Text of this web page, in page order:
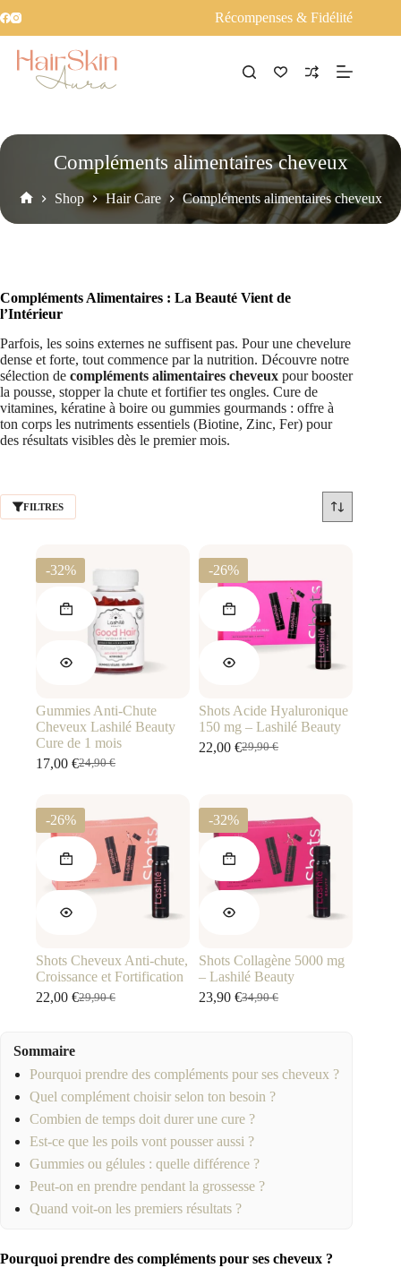
Récompenses & Fidélité
Compléments alimentaires cheveux
Shop Hair Care Compléments alimentaires cheveux
Compléments Alimentaires : La Beauté Vient de
l’Intérieur
Parfois, les soins externes ne suffisent pas. Pour une chevelure
dense et forte, tout commence par la nutrition. Découvre notre
sélection de compléments alimentaires cheveux pour booster
la pousse, stopper la chute et fortifier tes ongles. Cure de
vitamines, kératine à boire ou gummies gourmands : offre à
ton corps les nutriments essentiels (Biotine, Zinc, Fer) pour
des résultats visibles dès le premier mois.
FILTRES
-32%
Gummies Anti-Chute
Cheveux Lashilé Beauty
Cure de 1 mois
24,90€
Le
était :
24,90 €.
17,00 €Le
est :
17,00 €.
-26%
Shots Acide Hyaluronique
150 mg – Lashilé Beauty
29,90€
Le
29,90 €.
22,00€Le
22,00 €.
-26%
Shots Cheveux Anti-chute,
Croissance et Fortification
29,90€
Le
était :
29,90 €.
22,00 €Le
est :
22,00 €.
-32%
Shots Collagène 5000 mg
– Lashilé Beauty
34,90€
Le
34,90 €.
23,90€Le
23,90 €.
Sommaire
Pourquoi prendre des compléments pour ses cheveux ?
Quel complément choisir selon ton besoin ?
Combien de temps doit durer une cure ?
Est-ce que les poils vont pousser aussi ?
Gummies ou gélules : quelle différence ?
Peut-on en prendre pendant la grossesse ?
Quand voit-on les premiers résultats ?
Pourquoi prendre des compléments pour ses cheveux ?